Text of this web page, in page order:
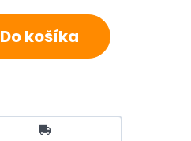
Do košíka